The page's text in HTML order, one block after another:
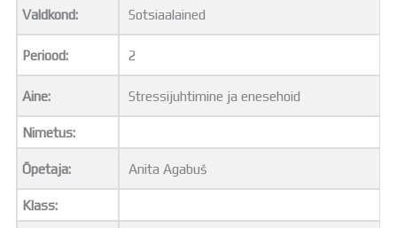
Tamme Leht
Kooliraadio
Koorilaul
ÕPPETÖÖ
Tunniplaan
Aastaplaan
Õppekava
Distantsõpe
Valdkond: Sotsiaalained
Periood: 2
Aine: Stressijuhtimine ja enesehoid
Nimetus:
Õpetaja: Anita Agabuš
Klass: